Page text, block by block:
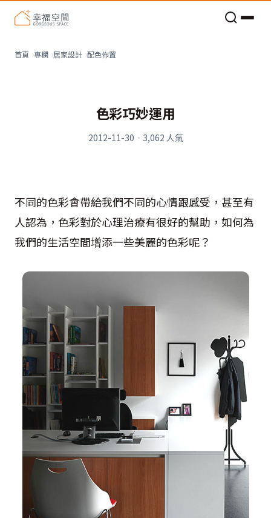
首頁 專欄 居家設計 配色佈置
色彩巧妙運用
2012-11-30 · 3,062 人氣
不同的色彩會帶給我們不同的心情跟感受，甚至有
人認為，色彩對於心理治療有很好的幫助，如何為
我們的生活空間增添一些美麗的色彩呢？